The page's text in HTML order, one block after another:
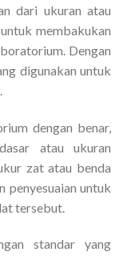
dari ukuran atau
membakukan
Dengan
digunakan untuk
dengan benar,
atau ukuran
zat atau benda
penyesuaian untuk
tersebut.
standar yang